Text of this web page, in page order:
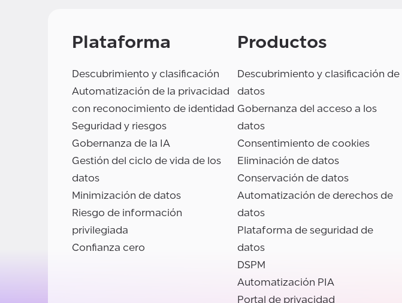
Plataforma
Descubrimiento y clasificación
Automatización de la privacidad
con reconocimiento de identidad
Seguridad y riesgos
Gobernanza de la IA
Gestión del ciclo de vida de los
datos
Minimización de datos
Riesgo de información
privilegiada
Confianza cero
Productos
Descubrimiento y clasificación de
datos
Gobernanza del acceso a los
datos
Consentimiento de cookies
Eliminación de datos
Conservación de datos
Automatización de derechos de
datos
Plataforma de seguridad de
datos
DSPM
Automatización PIA
Portal de privacidad